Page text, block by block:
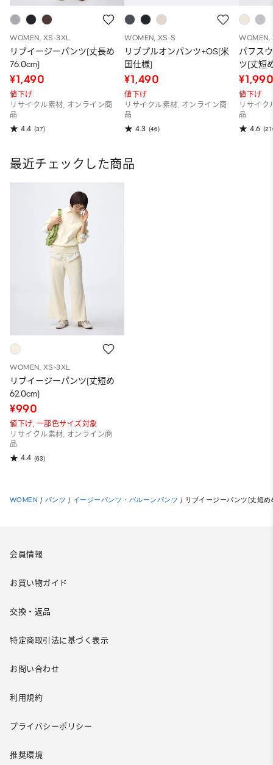
WOMEN, XS-3XL
リブイージーパンツ(丈長め
76.0cm)
¥1,490
値下げ
リサイクル素材, オンライン商
品
4.4 (37)
WOMEN, XS-S
リブプルオンパンツ+OS(米
国仕様)
¥1,490
値下げ
リサイクル素材, オンライン商
品
4.3 (46)
WOMEN,
パフス
ツ(丈短
値下げ
リサイク
品
4.6
最近チェックした商品
WOMEN, XS-3XL
リブイージーパンツ(丈短め
62.0cm)
¥990
値下げ, 一部色サイズ対象
リサイクル素材, オンライン商
品
4.4 (63)
WOMEN / パンツ / イージーパンツ・バルーンパンツ / リブイージーパンツ(丈短
会員情報
お買い物ガイド
交換・返品
特定商取引法に基づく表示
お問い合わせ
利用規約
プライバシーポリシー
推奨環境